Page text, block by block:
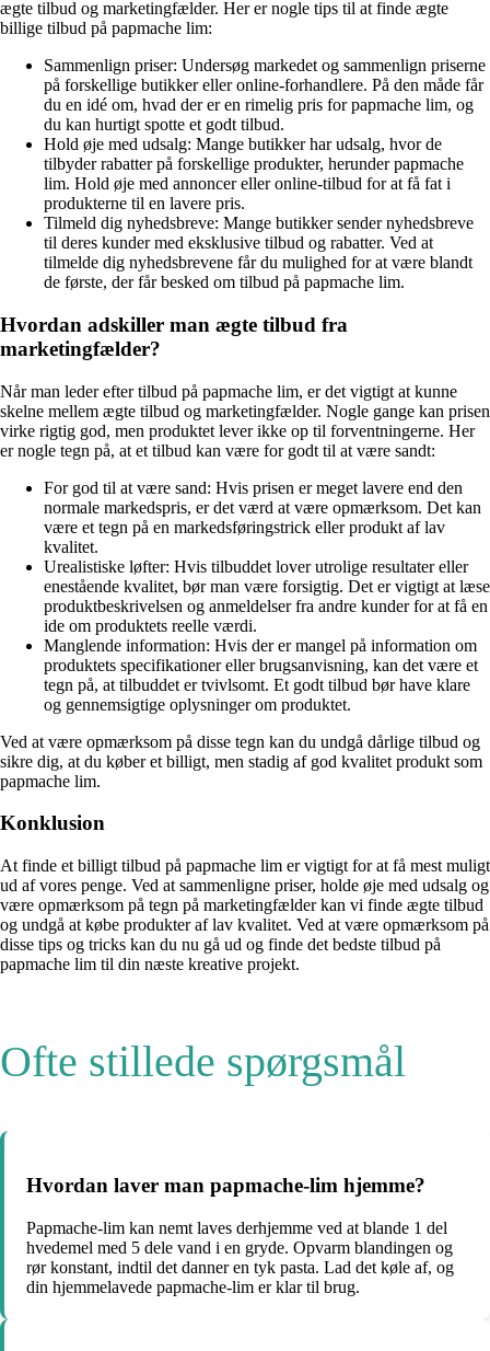
ægte tilbud og marketingfælder. Her er nogle tips til at finde ægte
billige tilbud på papmache lim:
Sammenlign priser: Undersøg markedet og sammenlign priserne
på forskellige butikker eller online-forhandlere. På den måde får
du en idé om, hvad der er en rimelig pris for papmache lim, og
du kan hurtigt spotte et godt tilbud.
Hold øje med udsalg: Mange butikker har udsalg, hvor de
tilbyder rabatter på forskellige produkter, herunder papmache
lim. Hold øje med annoncer eller online-tilbud for at få fat i
produkterne til en lavere pris.
Tilmeld dig nyhedsbreve: Mange butikker sender nyhedsbreve
til deres kunder med eksklusive tilbud og rabatter. Ved at
tilmelde dig nyhedsbrevene får du mulighed for at være blandt
de første, der får besked om tilbud på papmache lim.
Hvordan adskiller man ægte tilbud fra
marketingfælder?
Når man leder efter tilbud på papmache lim, er det vigtigt at kunne
skelne mellem ægte tilbud og marketingfælder. Nogle gange kan prisen
virke rigtig god, men produktet lever ikke op til forventningerne. Her
er nogle tegn på, at et tilbud kan være for godt til at være sandt:
For god til at være sand: Hvis prisen er meget lavere end den
normale markedspris, er det værd at være opmærksom. Det kan
være et tegn på en markedsføringstrick eller produkt af lav
kvalitet.
Urealistiske løfter: Hvis tilbuddet lover utrolige resultater eller
enestående kvalitet, bør man være forsigtig. Det er vigtigt at læse
produktbeskrivelsen og anmeldelser fra andre kunder for at få en
ide om produktets reelle værdi.
Manglende information: Hvis der er mangel på information om
produktets specifikationer eller brugsanvisning, kan det være et
tegn på, at tilbuddet er tvivlsomt. Et godt tilbud bør have klare
og gennemsigtige oplysninger om produktet.
Ved at være opmærksom på disse tegn kan du undgå dårlige tilbud og
sikre dig, at du køber et billigt, men stadig af god kvalitet produkt som
papmache lim.
Konklusion
At finde et billigt tilbud på papmache lim er vigtigt for at få mest muligt
ud af vores penge. Ved at sammenligne priser, holde øje med udsalg og
være opmærksom på tegn på marketingfælder kan vi finde ægte tilbud
og undgå at købe produkter af lav kvalitet. Ved at være opmærksom på
disse tips og tricks kan du nu gå ud og finde det bedste tilbud på
papmache lim til din næste kreative projekt.
Ofte stillede spørgsmål
Hvordan laver man papmache-lim hjemme?
Papmache-lim kan nemt laves derhjemme ved at blande 1 del
hvedemel med 5 dele vand i en gryde. Opvarm blandingen og
rør konstant, indtil det danner en tyk pasta. Lad det køle af, og
din hjemmelavede papmache-lim er klar til brug.